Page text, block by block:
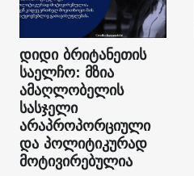
დიდი ბრიტანეთის
საელჩო: მზია
ამაღლობელის
სასჯელი
არაპროპორციული
და პოლიტიკურად
მოტივირებულია